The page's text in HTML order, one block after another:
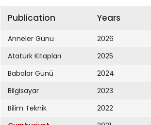
Publication
Anneler Günü
Atatürk Kitapları
Babalar Günü
Bilgisayar
Bilim Teknik
Years
2026
2025
2024
2023
2022